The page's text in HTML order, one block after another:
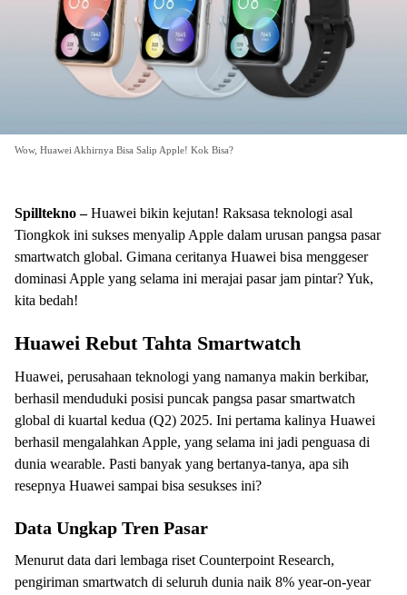
Wow, Huawei Akhirnya Bisa Salip Apple! Kok Bisa?
Spilltekno –Huawei bikin kejutan! Raksasa teknologi asal
Tiongkok ini sukses menyalip Apple dalam urusan pangsa pasar
smartwatch global. Gimana ceritanya Huawei bisa menggeser
dominasi Apple yang selama ini merajai pasar jam pintar? Yuk,
kita bedah!
Huawei Rebut Tahta Smartwatch
Huawei, perusahaan teknologi yang namanya makin berkibar,
berhasil menduduki posisi puncak pangsa pasar smartwatch
global di kuartal kedua (Q2) 2025. Ini pertama kalinya Huawei
berhasil mengalahkan Apple, yang selama ini jadi penguasa di
dunia wearable. Pasti banyak yang bertanya-tanya, apa sih
resepnya Huawei sampai bisa sesukses ini?
Data Ungkap Tren Pasar
Menurut data dari lembaga riset Counterpoint Research,
pengiriman smartwatch di seluruh dunia naik 8% year-on-year